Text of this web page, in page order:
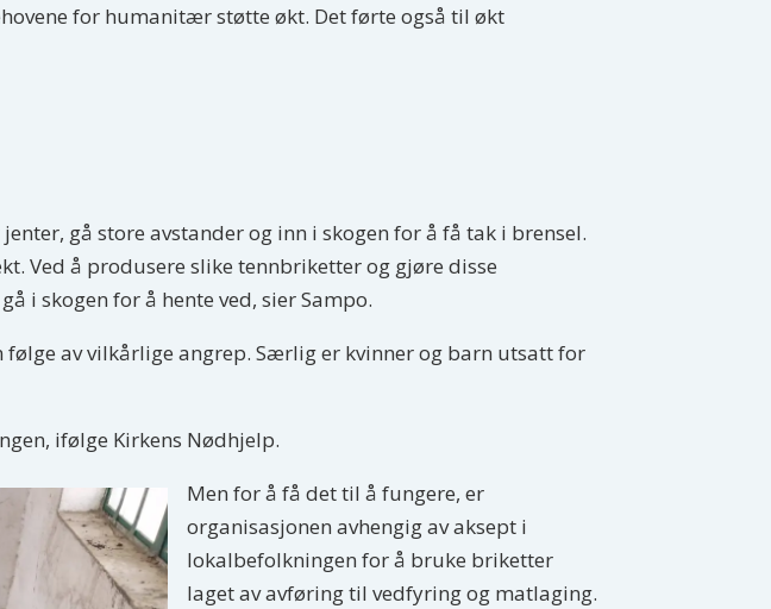
for humanitær støtte økt. Det førte også til økt
gå store avstander og inn i skogen for å få tak i brensel.
Ved å produsere slike tennbriketter og gjøre disse
i skogen for å hente ved, sier Sampo.
av vilkårlige angrep. Særlig er kvinner og barn utsatt for
ifølge Kirkens Nødhjelp.
Men for å få det til å fungere, er
organisasjonen avhengig av aksept i
lokalbefolkningen for å bruke briketter
laget av avføring til vedfyring og matlaging.